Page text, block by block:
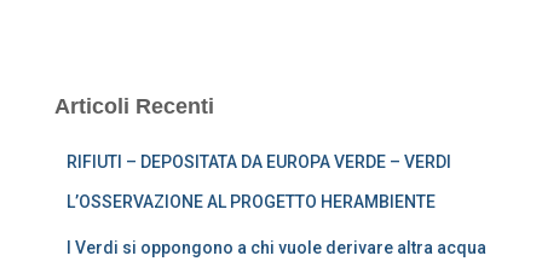
Articoli Recenti
RIFIUTI – DEPOSITATA DA EUROPA VERDE – VERDI
L’OSSERVAZIONE AL PROGETTO HERAMBIENTE
I Verdi si oppongono a chi vuole derivare altra acqua